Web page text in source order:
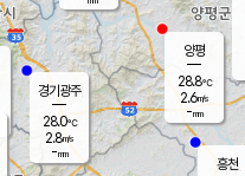
경기광주
28.0℃
2.8m/s
-mm
흥천
양평
28.8℃
2.6m/s
-mm